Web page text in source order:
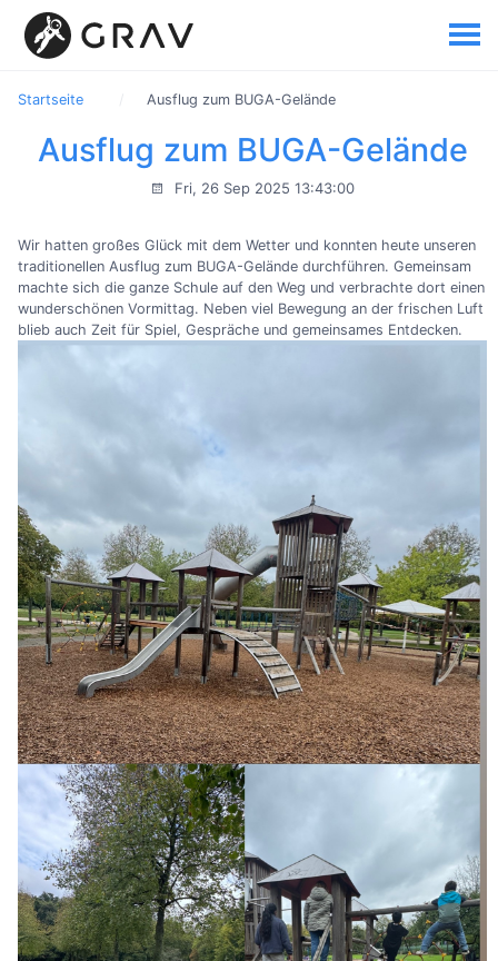
Startseite Ausflug zum BUGA-Gelände
Ausflug zum BUGA-Gelände
Fri, 26 Sep 2025 13:43:00
Wir hatten großes Glück mit dem Wetter und konnten heute unseren
traditionellen Ausflug zum BUGA-Gelände durchführen. Gemeinsam
machte sich die ganze Schule auf den Weg und verbrachte dort einen
wunderschönen Vormittag. Neben viel Bewegung an der frischen Luft
blieb auch Zeit für Spiel, Gespräche und gemeinsames Entdecken.